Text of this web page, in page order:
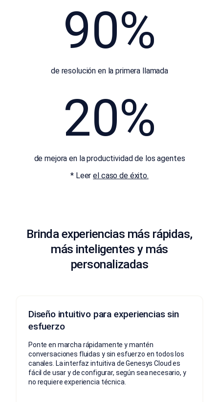
90%
de resolución en la primera llamada
20%
de mejora en la productividad de los agentes
* Leerel caso de éxito.
Brinda experiencias más rápidas,
más inteligentes y más
personalizadas
Diseño intuitivo para experiencias sin
esfuerzo
Ponte en marcha rápidamente y mantén
conversaciones fluidas y sin esfuerzo en todos los
canales. La interfaz intuitiva de Genesys Cloud es
fácil de usar y de configurar, según sea necesario, y
no requiere experiencia técnica.